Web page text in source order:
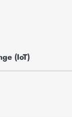
(IoT)